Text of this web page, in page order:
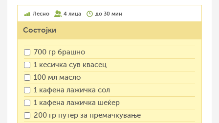
Лесно 4 лица до 30 мин
Состојки
700 гр брашно
1 кесичка сув квасец
100 мл масло
1 кафена лажичка сол
1 кафена лажичка шеќер
200 гр путер за премачкување